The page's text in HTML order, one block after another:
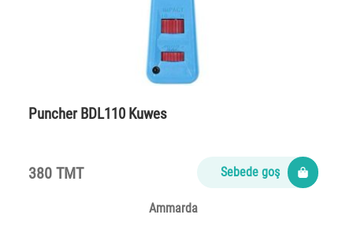
Puncher BDL110 Kuwes
380 TMT Sebede goş
Ammarda